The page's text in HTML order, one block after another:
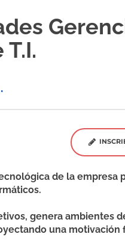
de la empresa
genera ambientes
una motivación